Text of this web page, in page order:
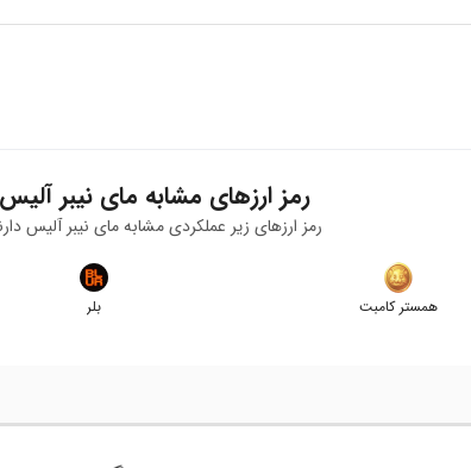
رمز ارزهای مشابه مای نیبر آلیس
رمز ارزهای زیر عملکردی مشابهمای نیبر آلیس
همستر کامبت بلر